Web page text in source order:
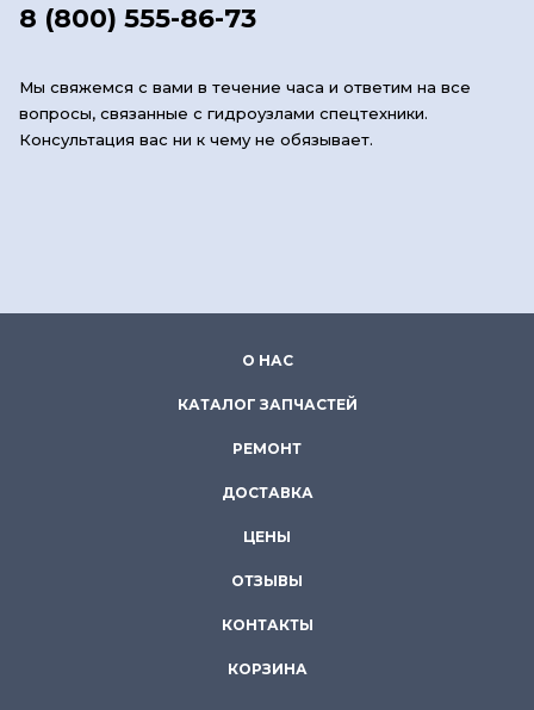
8 (800) 555-86-73
Мы свяжемся с вами в течение часа и ответим на все
вопросы, связанные с гидроузлами спецтехники.
Консультация вас ни к чему не обязывает.
О НАС
КАТАЛОГ ЗАПЧАСТЕЙ
РЕМОНТ
ДОСТАВКА
ЦЕНЫ
ОТЗЫВЫ
КОНТАКТЫ
КОРЗИНА